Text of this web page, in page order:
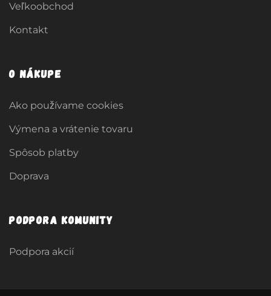
Veľkoobchod
Kontakt
O nákupe
Ako používame cookies
Výmena a vrátenie tovaru
Spôsob platby
Doprava
Podpora komunity
Podpora akcií